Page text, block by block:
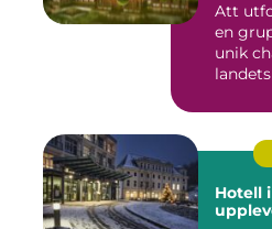
Att
en
unik
Hotell